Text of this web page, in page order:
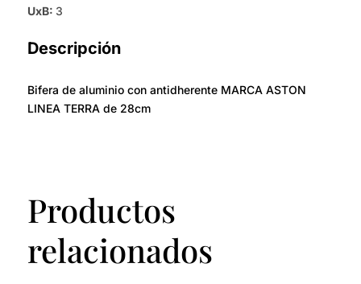
UxB: 3
Descripción
Bifera de aluminio con antidherente MARCA ASTON
LINEA TERRA de 28cm
Productos
relacionados